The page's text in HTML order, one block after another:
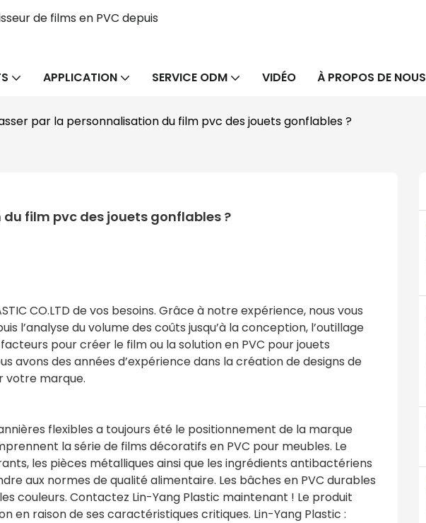
de films en PVC depuis
APPLICATION SERVICE ODM VIDÉO À PROPOS DE NOUS
par la personnalisation du film pvc des jouets gonflables ?
film pvc des jouets gonflables ?
CO.LTD de vos besoins. Grâce à notre expérience, nous vous
l’analyse du volume des coûts jusqu’à la conception, l’outillage
pour créer le film ou la solution en PVC pour jouets
avons des années d’expérience dans la création de designs de
votre marque.
flexibles a toujours été le positionnement de la marque
la série de films décoratifs en PVC pour meubles. Le
les pièces métalliques ainsi que les ingrédients antibactériens
aux normes de qualité alimentaire. Les bâches en PVC durables
couleurs. Contactez Lin-Yang Plastic maintenant ! Le produit
en raison de ses caractéristiques critiques. Lin-Yang Plastic :